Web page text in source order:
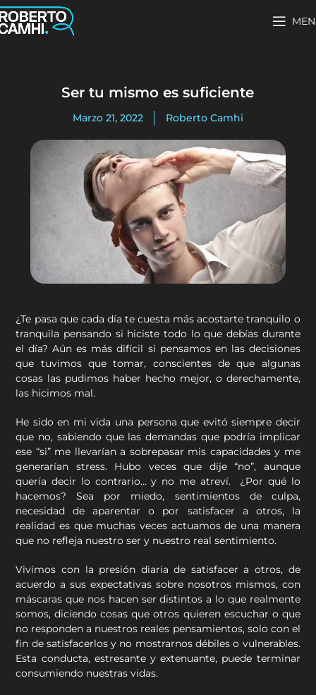
Ser tu mismo es suficiente
Marzo 21, 2022 Roberto Camhi
¿Te pasa que cada día te cuesta más acostarte tranquilo o
tranquila pensando si hiciste todo lo que debías durante
el día? Aún es más difícil si pensamos en las decisiones
que tuvimos que tomar, conscientes de que algunas
cosas las pudimos haber hecho mejor, o derechamente,
las hicimos mal.
He sido en mi vida una persona que evitó siempre decir
que no, sabiendo que las demandas que podría implicar
ese “si” me llevarían a sobrepasar mis capacidades y me
generarían stress. Hubo veces que dije “no”, aunque
quería decir lo contrario… y no me atreví. ¿Por qué lo
hacemos? Sea por miedo, sentimientos de culpa,
necesidad de aparentar o por satisfacer a otros, la
realidad es que muchas veces actuamos de una manera
que no refleja nuestro ser y nuestro real sentimiento.
Vivimos con la presión diaria de satisfacer a otros, de
acuerdo a sus expectativas sobre nosotros mismos, con
máscaras que nos hacen ser distintos a lo que realmente
somos, diciendo cosas que otros quieren escuchar o que
no responden a nuestros reales pensamientos, solo con el
fin de satisfacerlos y no mostrarnos débiles o vulnerables.
Esta conducta, estresante y extenuante, puede terminar
consumiendo nuestras vidas.